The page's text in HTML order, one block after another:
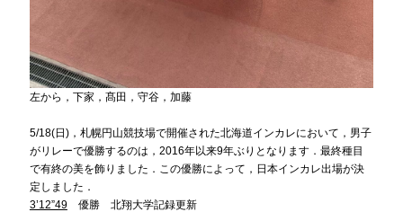
左から，下家，髙田，守谷，加藤
5/18(日)，札幌円山競技場で開催された北海道インカレにおいて，男子
がリレーで優勝するのは，2016年以来9年ぶりとなります．最終種目
で有終の美を飾りました．この優勝によって，日本インカレ出場が決
定しました．
3’12”49優勝 北翔大学記録更新